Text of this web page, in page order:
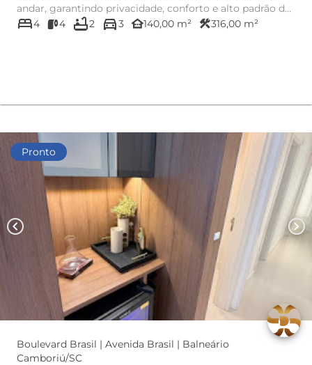
andar, garantindo privacidade, conforto e alto padrão de
qualidad...
bed4 4 bathtub2 directions_car3 other_houses140,00 m² construction316,00 m²
Pronto
chevron_left chevron_right
Boulevard Brasil | Avenida Brasil | Balneário
Camboriú/SC